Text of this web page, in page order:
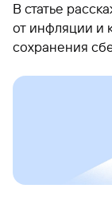
В статье
от инфляции и
сохранения